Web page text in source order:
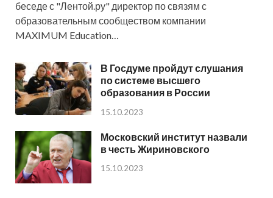
беседе с "Лентой.ру" директор по связям с
образовательным сообществом компании
MAXIMUM Education…
В Госдуме пройдут слушания
по системе высшего
образования в России
15.10.2023
Московский институт назвали
в честь Жириновского
15.10.2023